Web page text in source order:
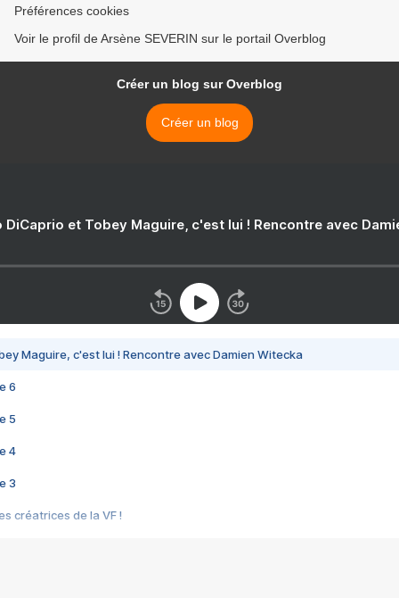
Préférences cookies
Voir le profil de Arsène SEVERIN sur le portail Overblog
Créer un blog sur Overblog
Créer un blog
DiCaprio et Tobey Maguire, c'est lui ! Rencontre avec
Maguire, c'est lui ! Rencontre avec Damien Witecka
6
5
4
3
créatrices de la VF !